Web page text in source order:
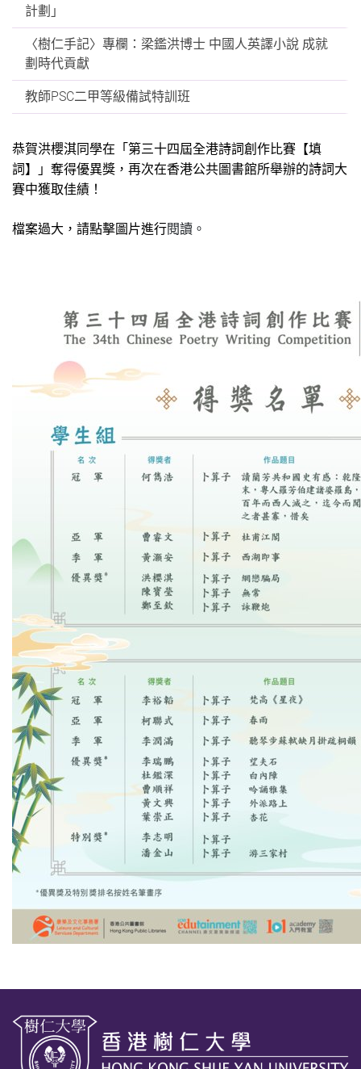
計劃」
〈樹仁手記〉專欄：梁鑑洪博士 中國人英譯小說 成就
劃時代貢獻
教師PSC二甲等級備試特訓班
恭賀洪櫻淇同學在「第三十四屆全港詩詞創作比賽【填
詞】」奪得優異獎，再次在香港公共圖書館所舉辦的詩詞大
賽中獲取佳績！
檔案過大，請點擊圖片進行閱讀。